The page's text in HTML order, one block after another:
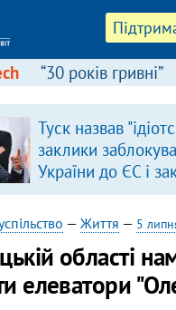
“30 років гривні”
Туск назвав
заклики
України до ЄС і
припинити
риторику
— Життя — 5
області
елеватори